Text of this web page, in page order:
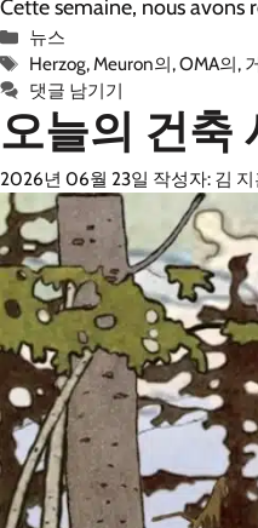
Cette semaine, nous avons
카
테
고
리
뉴스
태
그
Herzog,Meuron의,OMA의,
댓글 남기기
오늘의 건축
2026년 06월 23일 작성자: 김